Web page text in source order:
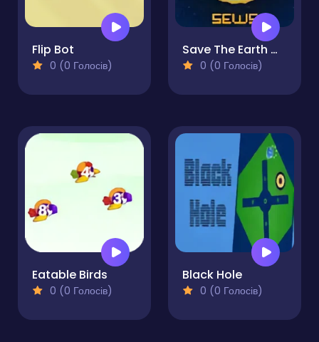
Flip Bot
0 (0 Голосів)
Save The Earth With Slaps
0 (0 Голосів)
Eatable Birds
0 (0 Голосів)
Black Hole
0 (0 Голосів)